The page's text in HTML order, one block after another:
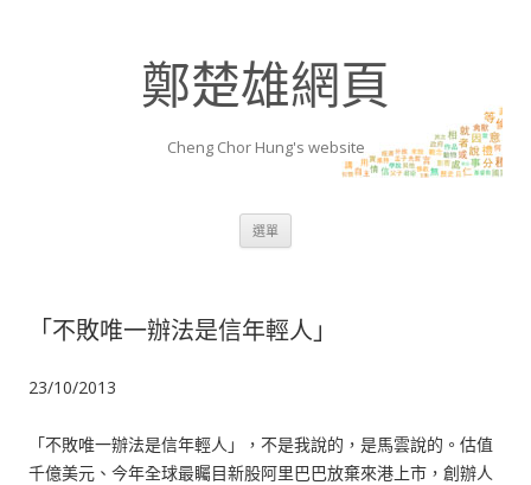
鄭楚雄網頁
Cheng Chor Hung's website
選單
「不敗唯一辦法是信年輕人」
23/10/2013
「不敗唯一辦法是信年輕人」，不是我說的，是馬雲說的。估值
千億美元、今年全球最矚目新股阿里巴巴放棄來港上市，創辦人